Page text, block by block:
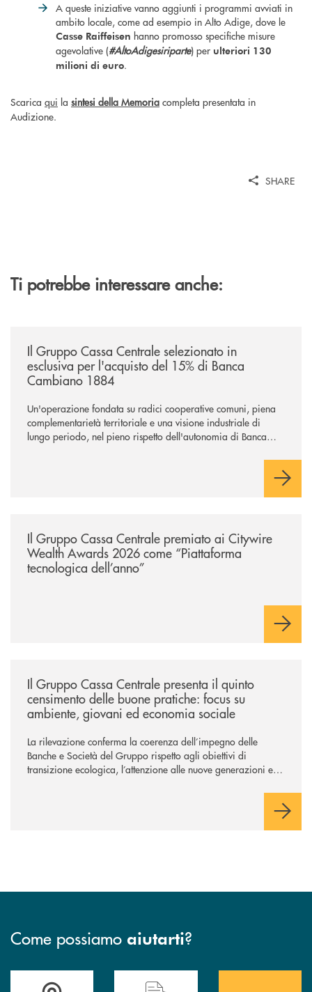
A queste iniziative vanno aggiunti i programmi avviati in
ambito locale, come ad esempio in Alto Adige, dove le
Casse Raiffeisen hanno promosso specifiche misure
agevolative (#AltoAdigesiriparte) per ulteriori 130
milioni di euro.
Scarica qui la sintesi della Memoria completa presentata in
Audizione.
SHARE
Ti potrebbe interessare anche:
Il Gruppo Cassa Centrale selezionato in
esclusiva per l'acquisto del 15% di Banca
Cambiano 1884
Un'operazione fondata su radici cooperative comuni, piena
complementarietà territoriale e una visione industriale di
lungo periodo, nel pieno rispetto dell'autonomia di Banca
negoziazione esclusiva per la finalizzazione dell’operazione.
Il Gruppo Cassa Centrale premiato ai Citywire
Wealth Awards 2026 come “Piattaforma
tecnologica dell’anno”
Il Gruppo Cassa Centrale presenta il quinto
censimento delle buone pratiche: focus su
ambiente, giovani ed economia sociale
La rilevazione conferma la coerenza dell’impegno delle
Banche e Società del Gruppo rispetto agli obiettivi di
transizione ecologica, l’attenzione alle nuove generazioni e
attori chiave delle comunità locali. Installate 246 colonnine di
Come possiamo aiutarti?
Accedi all' elenco completo&nbsp; delle&nbsp; filiali&nbsp; di Banca
Hai bisogno di assistenza immediata?